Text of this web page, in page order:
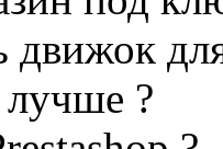
движок
?